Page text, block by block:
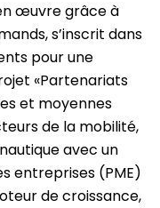
œuvre grâce à
s’inscrit dans
pour une
«Partenariats
et moyennes
de la mobilité,
avec un
entreprises (PME)
de croissance,